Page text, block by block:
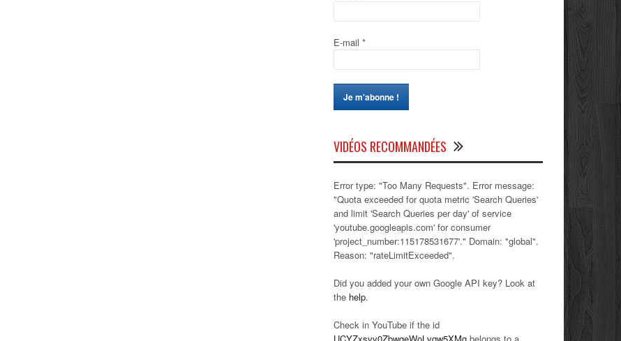
E-mail *
VIDÉOS RECOMMANDÉES
Error type: "Too Many Requests". Error message:
"Quota exceeded for quota metric 'Search Queries'
and limit 'Search Queries per day' of service
'youtube.googleapis.com' for consumer
'project_number:115178531677'." Domain: "global".
Reason: "rateLimitExceeded".
Did you added your own Google API key? Look at
the help.
Check in YouTube if the id
UCYZxsvv0ZbwqeWoLvqw5XMg belongs to a